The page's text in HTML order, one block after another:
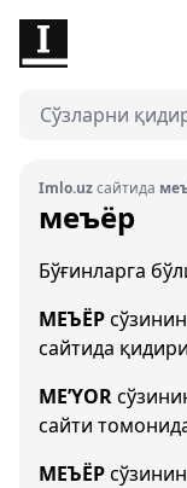
Imlo.uzсайтида
меъёр
Бўғинларга
МЕЪЁР
сайтида
ME’YOR
сайти
МЕЪЁР